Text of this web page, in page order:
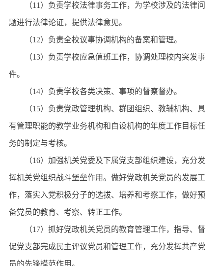
（11）负责学校法律事务工作，为学校涉及的法律问
题进行法律论证，提供法律意见。
（12）负责全校议事协调机构的备案和管理。
（13）负责学校应急值班工作，协调处理校内突发事
件。
（14）负责学校各类决策、事项的督察督办。
（15）负责党政管理机构、群团组织、教辅机构、具
有管理职能的教学业务机构和自设机构的年度工作目标任
务的制定与考核。
（16）加强机关党委及下属党支部组织建设，充分发
挥机关党组织战斗堡垒作用。做好党政机关党员的发展工
作，落实入党积极分子的选拔、培养和考察工作，做好预
备党员的教育、考察、转正工作。
（17）抓好党政机关党员的教育管理工作，指导、督
促党支部完成民主评议党员和管理工作，充分发挥共产党
员的先锋模范作用。